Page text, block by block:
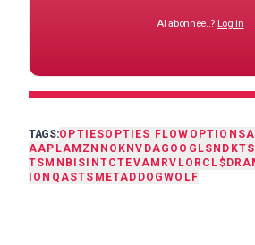
Al abonnee..? Log in
TAGS:OPTIESOPTIES FLOW OPTIONS
AAPLAMZN NOKNVDAGOOGLSNDK
TSM NBISINTCTEVAMRVLORCL
IONQ ASTS METADDOGWOLF